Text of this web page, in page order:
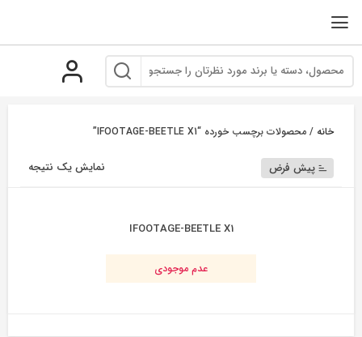
خانه / محصولات برچسب خورده “IFOOTAGE-BEETLE X1”
نمایش یک نتیجه پیش فرض
IFOOTAGE-BEETLE X1
عدم موجودی